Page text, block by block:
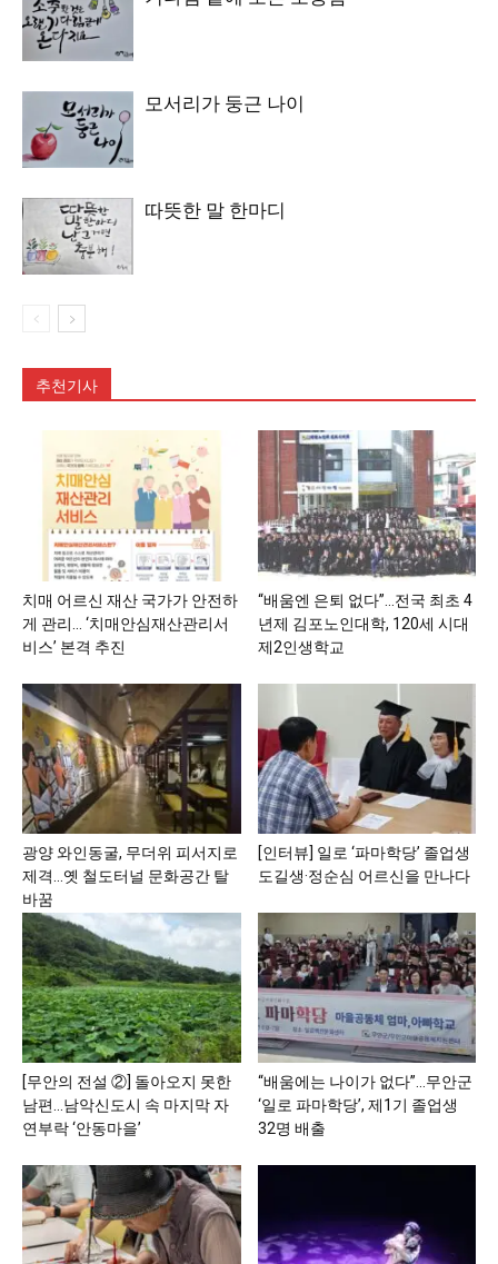
모서리가 둥근 나이
따뜻한 말 한마디
추천기사
치매 어르신 재산 국가가 안전하
게 관리… ‘치매안심재산관리서
비스’ 본격 추진
“배움엔 은퇴 없다”…전국 최초 4
년제 김포노인대학, 120세 시대
제2인생학교
광양 와인동굴, 무더위 피서지로
제격…옛 철도터널 문화공간 탈
바꿈
[인터뷰] 일로 ‘파마학당’ 졸업생
도길생·정순심 어르신을 만나다
[무안의 전설 ②] 돌아오지 못한
남편…남악신도시 속 마지막 자
연부락 ‘안동마을’
“배움에는 나이가 없다”…무안군
‘일로 파마학당’, 제1기 졸업생
32명 배출